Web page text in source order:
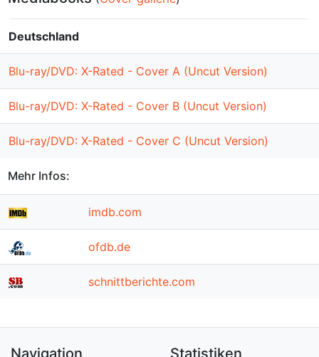
Deutschland
Blu-ray/DVD: X-Rated - Cover A (Uncut Version)
Blu-ray/DVD: X-Rated - Cover B (Uncut Version)
Blu-ray/DVD: X-Rated - Cover C (Uncut Version)
Mehr Infos:
imdb.com
ofdb.de
schnittberichte.com
Navigation Statistiken